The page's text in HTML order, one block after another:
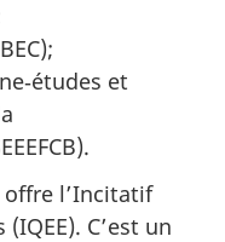
et
offre l’Incitatif
C’est un